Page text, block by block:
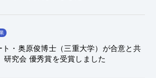
・奥原俊博士（三重大学）が合意と共
研究会 優秀賞を受賞しました